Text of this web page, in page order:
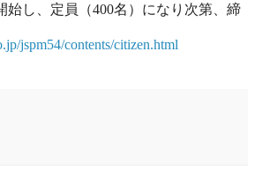
始し、定員（400名）になり次第、締
jspm54/contents/citizen.html